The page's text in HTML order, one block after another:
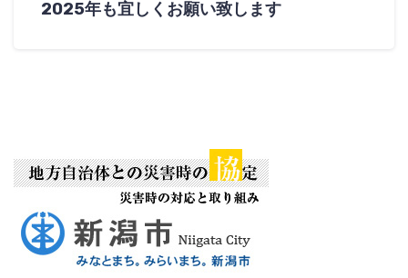
2025年も宜しくお願い致します